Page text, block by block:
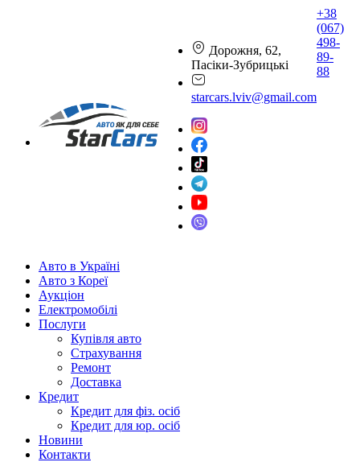
Дорожня, 62,
Пасіки-Зубрицькі
starcars.lviv@gmail.com
+38
(067)
498-
89-
88
Авто в Україні
Авто з Кореї
Аукціон
Електромобілі
Послуги
Купівля авто
Страхування
Ремонт
Доставка
Кредит
Кредит для фіз. осіб
Кредит для юр. осіб
Новини
Контакти